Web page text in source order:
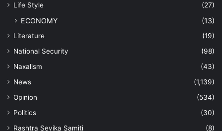
Life Style
(27)
ECONOMY (13)
Literature
(19)
National Security
(98)
Naxalism
(43)
News
(1,139)
Opinion
(534)
Politics
(30)
Rashtra Sevika Samiti
(8)